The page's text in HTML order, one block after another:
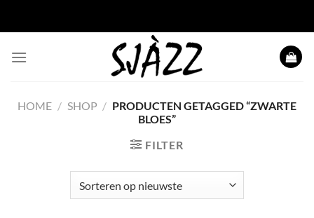
HOME / SHOP / PRODUCTEN GETAGGED “ZWARTE
BLOES”
FILTER